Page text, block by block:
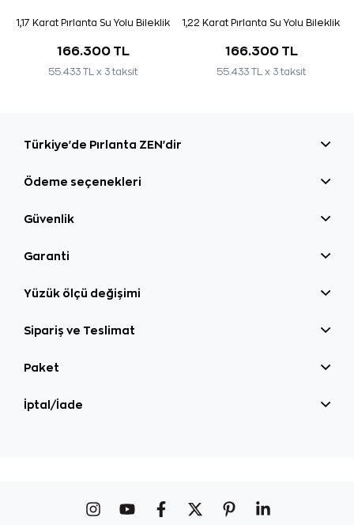
1,17 Karat Pırlanta Su Yolu Bileklik
166.300 TL
55.433 TL x 3 taksit
1,22 Karat Pırlanta Su Yolu Bileklik
166.300 TL
55.433 TL x 3 taksit
Türkiye'de Pırlanta ZEN'dir
Ödeme seçenekleri
Güvenlik
Garanti
Yüzük ölçü değişimi
Sipariş ve Teslimat
Paket
İptal/İade